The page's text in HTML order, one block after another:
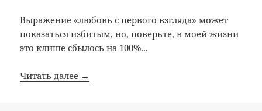
Выражение «любовь с первого взгляда» может
показаться избитым, но, поверьте, в моей жизни
это клише сбылось на 100%...
Читать далее →